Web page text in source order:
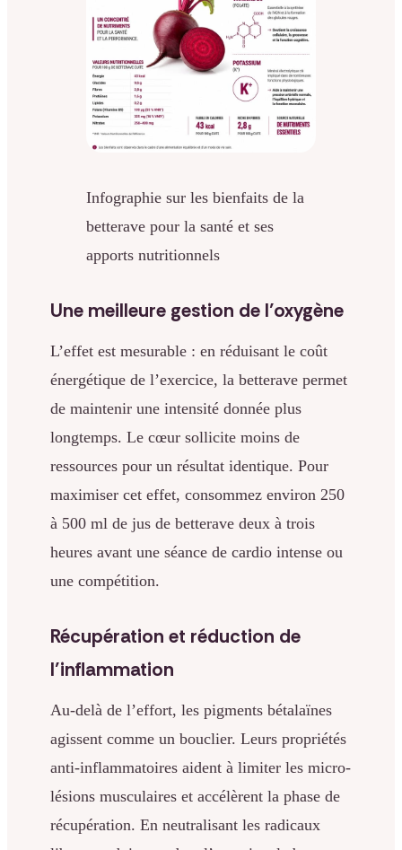
Infographie sur les bienfaits de la
betterave pour la santé et ses
apports nutritionnels
Une meilleure gestion de l’oxygène
L’effet est mesurable : en réduisant le coût
énergétique de l’exercice, la betterave permet
de maintenir une intensité donnée plus
longtemps. Le cœur sollicite moins de
ressources pour un résultat identique. Pour
maximiser cet effet, consommez environ 250
à 500 ml de jus de betterave deux à trois
heures avant une séance de cardio intense ou
une compétition.
Récupération et réduction de
l’inflammation
Au-delà de l’effort, les pigments bétalaïnes
agissent comme un bouclier. Leurs propriétés
anti-inflammatoires aident à limiter les micro-
lésions musculaires et accélèrent la phase de
récupération. En neutralisant les radicaux